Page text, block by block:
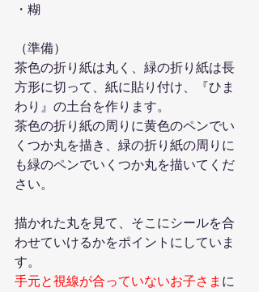
・糊
（準備）
茶色の折り紙は丸く、緑の折り紙は長
方形に切って、紙に貼り付け、『ひま
わり』の土台を作ります。
茶色の折り紙の周りに黄色のペンでい
くつか丸を描き、緑の折り紙の周りに
も緑のペンでいくつか丸を描いてくだ
さい。
描かれた丸を見て、そこにシールを合
わせていけるかをポイントにしていま
す。
手元と視線が合っていないお子さま に